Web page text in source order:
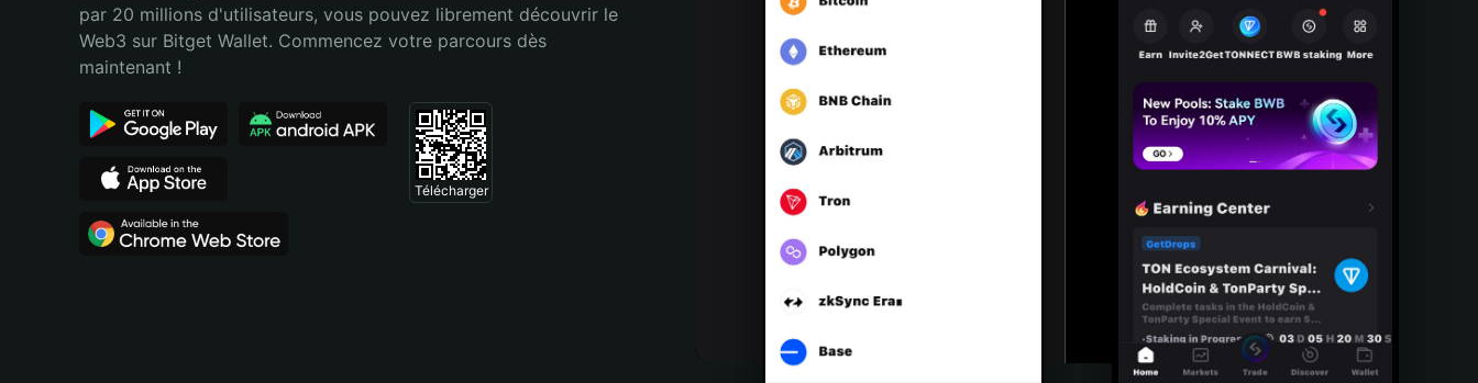
Español (Argentina)
par 20 millions d'utilisateurs, vous pouvez librement découvrir le
Web3 sur Bitget Wallet. Commencez votre parcours dès
maintenant !
Télécharger